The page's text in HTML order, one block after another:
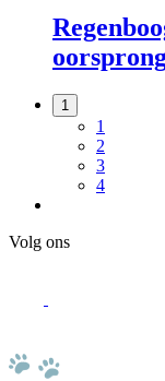
1
1
2
3
4
Volg ons